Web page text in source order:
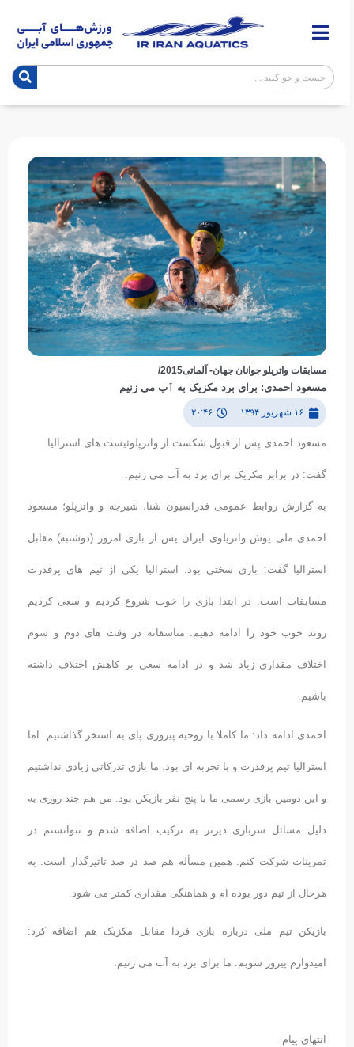
مسابقات واترپلو جوانان جهان- آلماتی2015/
مسعود احمدی: برای برد مکزیک به ٱب می زنیم
۱۶ شهریور ۱۳۹۴ ۲۰:۴۶
مسعود احمدی پس از قبول شکست از واترپلوئیست های استرالیا
گفت: در برابر مکزیک برای برد به آب می زنیم.
به گزارش روابط عمومی فدراسیون شنا، شیرجه و واترپلو؛ مسعود
احمدی ملی پوش واترپلوی ایران پس از بازی امروز (دوشنبه) مقابل
استرالیا گفت: بازی سختی بود. استرالیا یکی از تیم های پرقدرت
مسابقات است. در ابتدا بازی را خوب شروع کردیم و سعی کردیم
روند خوب خود را ادامه دهیم. متاسفانه در وقت های دوم و سوم
اختلاف مقداری زیاد شد و در ادامه سعی بر کاهش اختلاف داشته
باشیم.
احمدی ادامه داد: ما کاملا با روحیه پیروزی پای به استخر گذاشتیم. اما
استرالیا تیم پرقدرت و با تجربه ای بود. ما بازی تدرکاتی زیادی نداشتیم
و این دومین بازی رسمی ما با پنج نفر بازیکن بود. من هم چند روزی به
دلیل مسائل سربازی دیرتر به ترکیب اضافه شدم و نتوانستم در
تمرینات شرکت کنم. همین مسأله هم صد در صد تاثیرگذار است. به
هرحال از تیم دور بوده ام و هماهنگی مقداری کمتر می شود.
بازیکن تیم ملی درباره بازی فردا مقابل مکزیک هم اضافه کرد:
امیدوارم پیروز شویم. ما برای برد به آب می زنیم.
انتهای پیام